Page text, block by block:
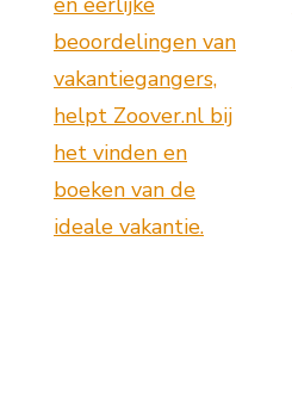
beoordelingen van
vakantiegangers,
helpt Zoover.nl bij
het vinden en
boeken van de
ideale vakantie.